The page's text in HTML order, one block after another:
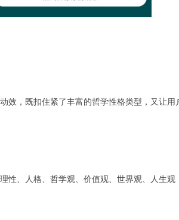
，既扣住紧了丰富的哲学性格类型，又让
、人格、哲学观、价值观、世界观、人生